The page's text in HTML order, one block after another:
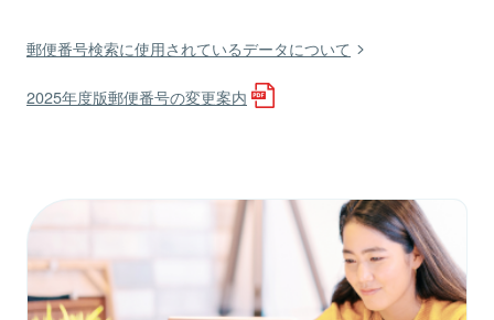
郵便番号検索に使用されているデータについて
2025年度版郵便番号の変更案内